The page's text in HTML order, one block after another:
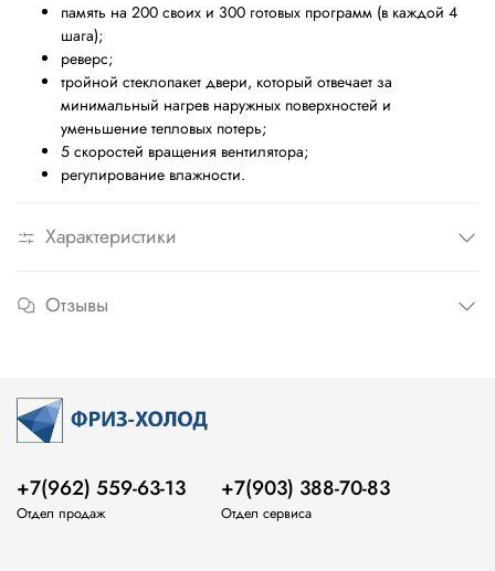
память на 200 своих и 300 готовых программ (в каждой 4
шага);
реверс;
тройной стеклопакет двери, который отвечает за
минимальный нагрев наружных поверхностей и
уменьшение тепловых потерь;
5 скоростей вращения вентилятора;
регулирование влажности.
Характеристики
Отзывы
+7(962) 559-63-13
Отдел продаж
+7(903) 388-70-83
Отдел сервиса